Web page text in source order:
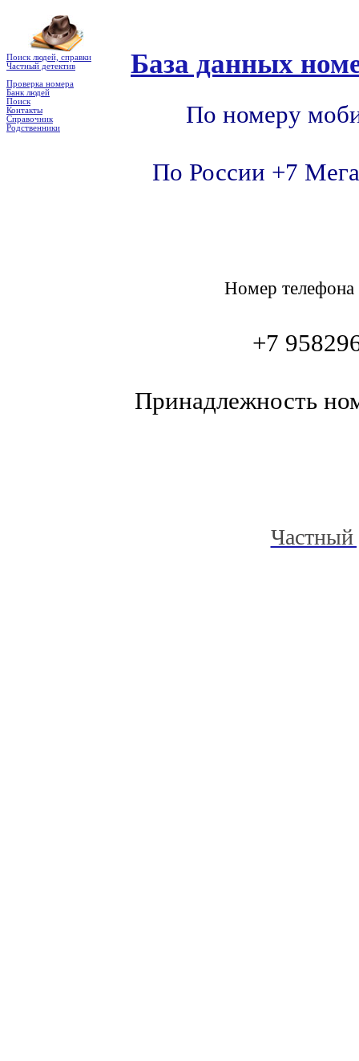
Поиск людей, справки
Частный детектив
Проверка номера
Банк людей
Поиск
Контакты
Справочник
Родственники
База данных
По номеру
По России +7
Номер
+7
Принадлежность
Частный